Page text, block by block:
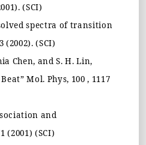
(SCI)
spectra of transition
(2002). (SCI)
Chen, and S. H. Lin,
” Mol. Phys, 100 , 1117
and
(2001) (SCI)